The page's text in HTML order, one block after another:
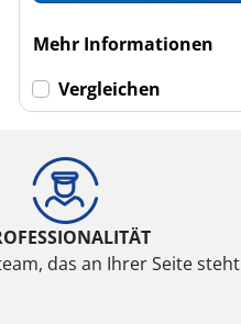
Mehr Informationen
Vergleichen
das an Ihrer Seite steht